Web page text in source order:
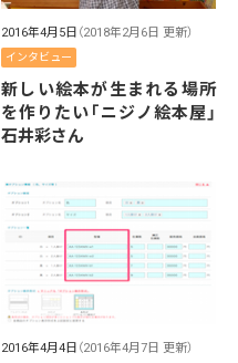
2016年4月5日 （2018年2月6日 更新）
インタビュー
新しい絵本が生まれる場所
を作りたい「ニジノ絵本屋」
石井彩さん
2016年4月4日 （2016年4月7日 更新）